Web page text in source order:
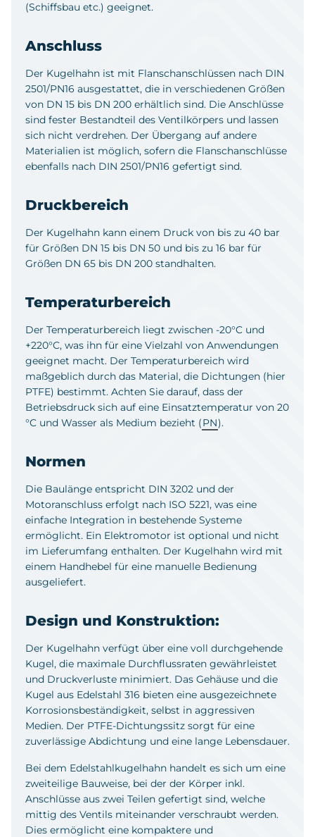
(Schiffsbau etc.) geeignet.
Anschluss
Der Kugelhahn ist mit Flanschanschlüssen nach DIN
2501/PN16 ausgestattet, die in verschiedenen Größen
von DN 15 bis DN 200 erhältlich sind. Die Anschlüsse
sind fester Bestandteil des Ventilkörpers und lassen
sich nicht verdrehen. Der Übergang auf andere
Materialien ist möglich, sofern die Flanschanschlüsse
ebenfalls nach DIN 2501/PN16 gefertigt sind.
Druckbereich
Der Kugelhahn kann einem Druck von bis zu 40 bar
für Größen DN 15 bis DN 50 und bis zu 16 bar für
Größen DN 65 bis DN 200 standhalten.
Temperaturbereich
Der Temperaturbereich liegt zwischen -20°C und
+220°C, was ihn für eine Vielzahl von Anwendungen
geeignet macht. Der Temperaturbereich wird
maßgeblich durch das Material, die Dichtungen (hier
PTFE) bestimmt. Achten Sie darauf, dass der
Betriebsdruck sich auf eine Einsatztemperatur von 20
°C und Wasser als Medium bezieht (PN).
Normen
Die Baulänge entspricht DIN 3202 und der
Motoranschluss erfolgt nach ISO 5221, was eine
einfache Integration in bestehende Systeme
ermöglicht. Ein Elektromotor ist optional und nicht
im Lieferumfang enthalten. Der Kugelhahn wird mit
einem Handhebel für eine manuelle Bedienung
ausgeliefert.
Design und Konstruktion:
Der Kugelhahn verfügt über eine voll durchgehende
Kugel, die maximale Durchflussraten gewährleistet
und Druckverluste minimiert. Das Gehäuse und die
Kugel aus Edelstahl 316 bieten eine ausgezeichnete
Korrosionsbeständigkeit, selbst in aggressiven
Medien. Der PTFE-Dichtungssitz sorgt für eine
zuverlässige Abdichtung und eine lange Lebensdauer.
Bei dem Edelstahlkugelhahn handelt es sich um eine
zweiteilige Bauweise, bei der der Körper inkl.
Anschlüsse aus zwei Teilen gefertigt sind, welche
mittig des Ventils miteinander verschraubt werden.
Dies ermöglicht eine kompaktere und